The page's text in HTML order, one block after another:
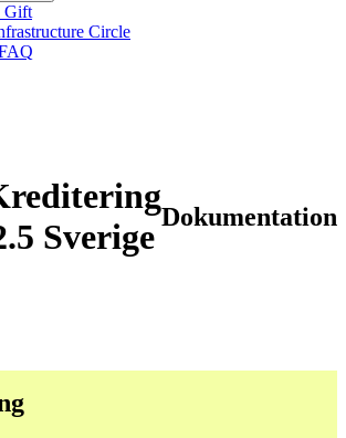
Gift
Circle
Sverige
Dokumentation